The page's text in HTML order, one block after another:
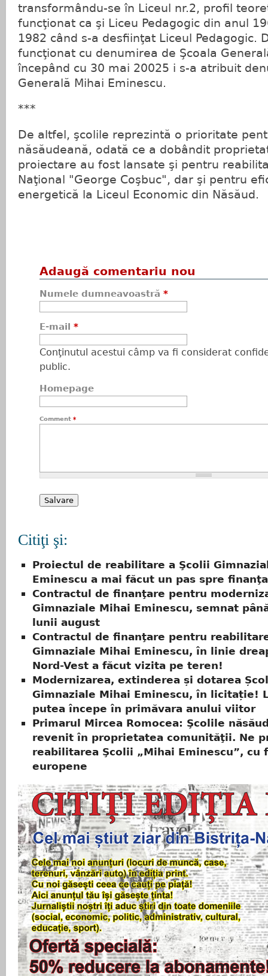
transformându-se în Liceul nr.2, profil
funcţionat ca şi Liceu Pedagogic din anul
1982 când s-a desfiinţat Liceul Pedagogic.
funcţionat cu denumirea de Şcoala
începând cu 30 mai 20025 i s-a atribuit
Generală Mihai Eminescu.
***
De altfel, şcolile reprezintă o prioritate
năsăudeană, odată ce a dobândit
proiectare au fost lansate şi pentru
Naţional "George Coşbuc", dar şi pentru
energetică la Liceul Economic din Năsăud.
Adaugă comentariu nou
Numele dumneavoastră *
E-mail *
Conţinutul acestui câmp va fi considerat
public.
Homepage
Comment *
Citiţi şi:
Proiectul de reabilitare a Şcolii
Eminescu a mai făcut un pas spre
Contractul de finanţare pentru
Gimnaziale Mihai Eminescu, semnat
lunii august
Contractul de finanţare pentru
Gimnaziale Mihai Eminescu, în linie
Nord-Vest a făcut vizita pe teren!
Modernizarea, extinderea și dotarea
Gimnaziale Mihai Eminescu, în licitație!
putea începe în primăvara anului viitor
Primarul Mircea Romocea: Şcolile
revenit în proprietatea comunităţii. Ne
reabilitarea Şcolii „Mihai Eminescu”, cu
europene